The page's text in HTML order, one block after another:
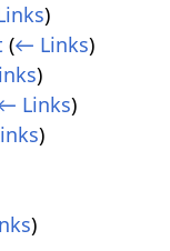
)
(← Links)
)
Links)
)
)